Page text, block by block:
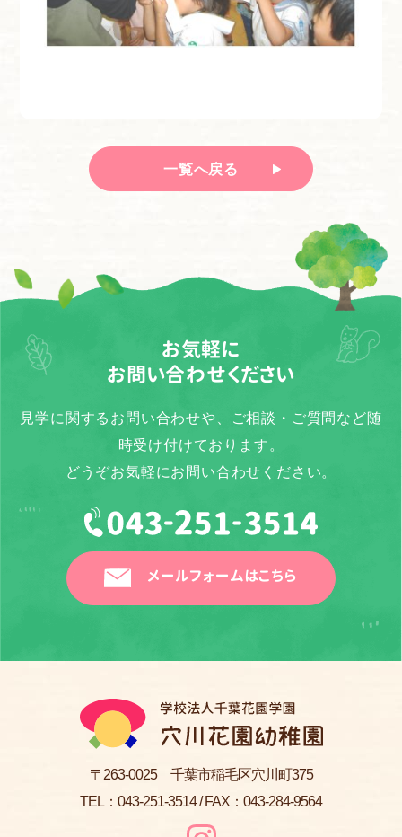
一覧へ戻る
お気軽に
お問い合わせください
見学に関するお問い合わせや、ご相談・ご質問など随
時受け付けております。
どうぞお気軽にお問い合わせください。
メールフォームはこちら
〒263-0025 千葉市稲毛区穴川町375
TEL： 043-251-3514/ FAX：043-284-9564